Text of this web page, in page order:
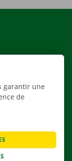
garantir une
de